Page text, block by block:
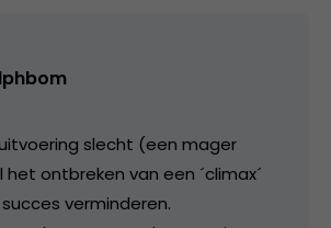
slecht (een mager
het ontbreken van een ´climax´
verminderen.